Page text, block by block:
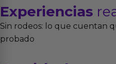
Experiencias
Sin rodeos: lo que cuentan
probado